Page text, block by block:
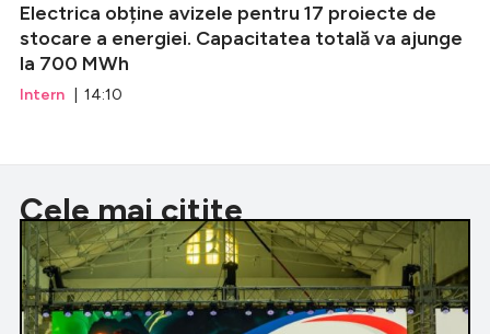
Electrica obține avizele pentru 17 proiecte de
stocare a energiei. Capacitatea totală va ajunge
la 700 MWh
Intern | 14:10
Cele mai citite